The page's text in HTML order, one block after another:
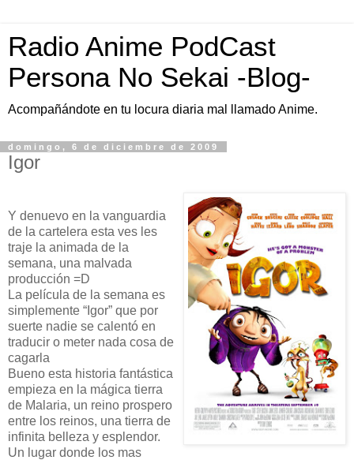
Radio Anime PodCast
Persona No Sekai -Blog-
Acompañándote en tu locura diaria mal llamado Anime.
domingo, 6 de diciembre de 2009
Igor
Y denuevo en la vanguardia
de la cartelera esta ves les
traje la animada de la
semana, una malvada
producción =D
La película de la semana es
simplemente “Igor” que por
suerte nadie se calentó en
traducir o meter nada cosa de
cagarla
Bueno esta historia fantástica
empieza en la mágica tierra
de Malaria, un reino prospero
entre los reinos, una tierra de
infinita belleza y esplendor.
Un lugar donde los mas